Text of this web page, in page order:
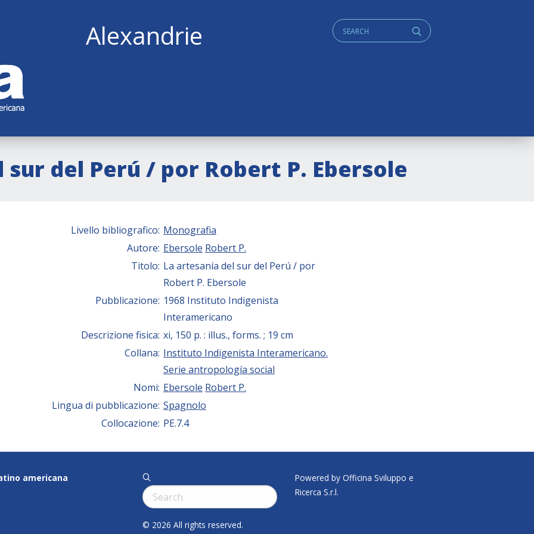
Alexandrie q
Cerca:
del Perú / por Robert P. Ebersole
Livello bibliografico: Monografia
Autore: Ebersole Robert P.
Titolo: La artesanía del sur del Perú / por
Robert P. Ebersole
Pubblicazione: 1968 Instituto Indigenista
Interamericano
Descrizione fisica: xi, 150 p. : illus., forms. ; 19 cm
Collana: Instituto Indigenista Interamericano.
Serie antropología social
Nomi: Ebersole Robert P.
Lingua di pubblicazione: Spagnolo
Collocazione: PE.7.4
americana
q
Cerca:
© 2026 All rights reserved.
Powered by Officina Sviluppo e
Ricerca S.r.l.